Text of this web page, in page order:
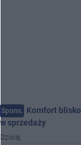
Spons. Komfort
w sprzedaży
Dzisiaj